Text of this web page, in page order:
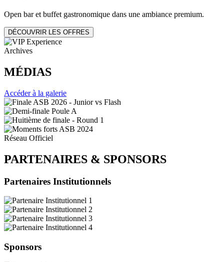
Open bar et buffet gastronomique dans une ambiance premium.
DÉCOUVRIR LES OFFRES
Archives
MÉDIAS
Accéder à la galerie
Réseau Officiel
PARTENAIRES & SPONSORS
Partenaires Institutionnels
Sponsors